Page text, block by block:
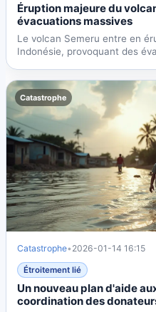
Éruption majeure du
évacuations massives
Le volcan Semeru entre en
Indonésie, provoquant des
Catastrophe
Catastrophe• 2026-01-14 16:15
Étroitement lié
Un nouveau plan d'aide
coordination des